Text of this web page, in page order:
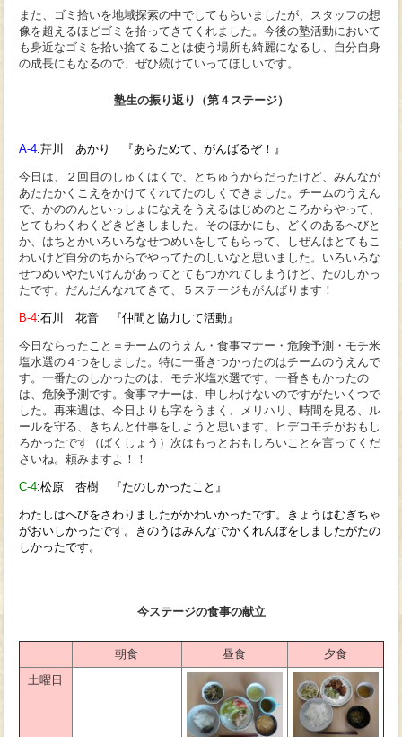
また、ゴミ拾いを地域探索の中でしてもらいましたが、スタッフの想
像を超えるほどゴミを拾ってきてくれました。今後の塾活動において
も身近なゴミを拾い捨てることは使う場所も綺麗になるし、自分自身
の成長にもなるので、ぜひ続けていってほしいです。
塾生の振り返り（第４ステージ）
A-4:芹川 あかり 『あらためて、がんばるぞ！』
今日は、２回目のしゅくはくで、とちゅうからだったけど、みんなが
あたたかくこえをかけてくれてたのしくできました。チームのうえん
で、かののんといっしょになえをうえるはじめのところからやって、
とてもわくわくどきどきしました。そのほかにも、どくのあるへびと
か、はちとかいろいろなせつめいをしてもらって、しぜんはとてもこ
わいけど自分のちからでやってたのしいなと思いました。いろいろな
せつめいやたいけんがあってとてもつかれてしまうけど、たのしかっ
たです。だんだんなれてきて、５ステージもがんばります！
B-4:石川 花音 『仲間と協力して活動』
今日ならったこと＝チームのうえん・食事マナー・危険予測・モチ米
塩水選の４つをしました。特に一番きつかったのはチームのうえんで
す。一番たのしかったのは、モチ米塩水選です。一番きもかったの
は、危険予測です。食事マナーは、申しわけないのですがたいくつで
した。再来週は、今日よりも字をうまく、メリハリ、時間を見る、ル
ールを守る、きちんと仕事をしようと思います。ヒデコモチがおもし
ろかったです（ばくしょう）次はもっとおもしろいことを言ってくだ
さいね。頼みますよ！！
C-4:松原杏樹 『たのしかったこと』
わたしはへびをさわりましたがかわいかったです。きょうはむぎちゃ
がおいしかったです。きのうはみんなでかくれんぼをしましたがたの
しかったです。
今ステージの食事の献立
朝食 昼食
夕食
土曜日